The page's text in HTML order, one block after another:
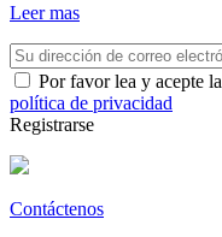
Leer mas
Por favor lea y acepte la
política de privacidad
Registrarse
Contáctenos